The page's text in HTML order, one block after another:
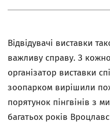
Відвідувачі виставки
важливу справу. З
організатор виставки
зоопарком вирішили
порятунок пінгвінів з
багатьох років